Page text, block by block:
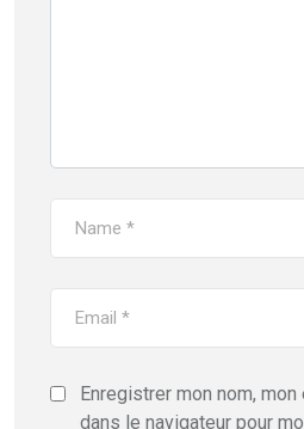
Enregistrer mon nom,
dans le navigateur pour